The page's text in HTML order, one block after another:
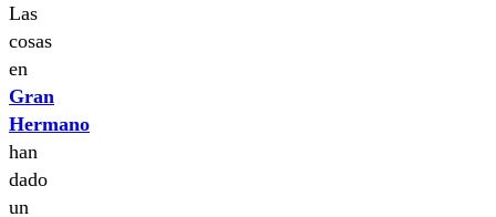
Las
cosas
en
Gran
Hermano
han
dado
un